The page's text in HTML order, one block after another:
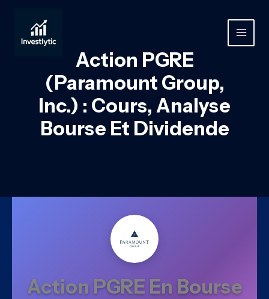
contenu
MAIN
Action PGRE
(Paramount Group,
Inc.) : Cours, Analyse
Bourse Et Dividende
Action PGRE En Bourse